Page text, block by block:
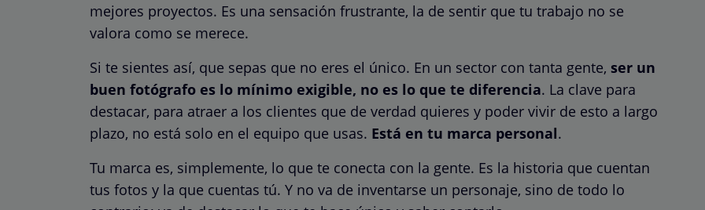
mejores proyectos. Es una sensación frustrante, la de sentir que tu trabajo no se
valora como se merece.
Si te sientes así, que sepas que no eres el único. En un sector con tanta gente, ser un
buen fotógrafo es lo mínimo exigible, no es lo que te diferencia. La clave para
destacar, para atraer a los clientes que de verdad quieres y poder vivir de esto a largo
plazo, no está solo en el equipo que usas. Está en tu marca personal.
Tu marca es, simplemente, lo que te conecta con la gente. Es la historia que cuentan
tus fotos y la que cuentas tú. Y no va de inventarse un personaje, sino de todo lo